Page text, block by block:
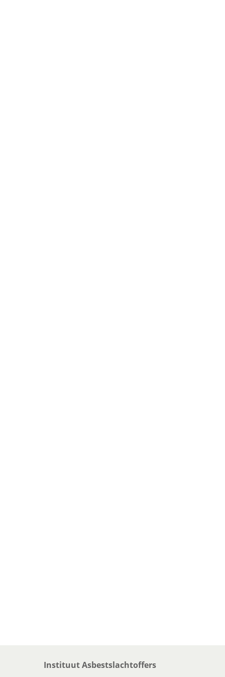
Instituut Asbestslachtoffers